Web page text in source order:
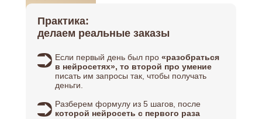
Практика:
делаем реальные заказы
Если первый день был про «разобраться
в нейросетях», то второй про умение
писать им запросы так, чтобы получать
деньги.
Разберем формулу из 5 шагов, после
которой нейросеть с первого раза